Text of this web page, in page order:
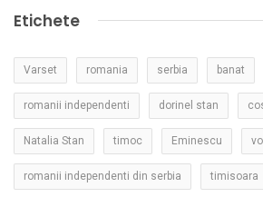
Etichete
Varset romania serbia banat
romanii independenti dorinel stan
Natalia Stan timoc Eminescu
romanii independenti din serbia timisoara